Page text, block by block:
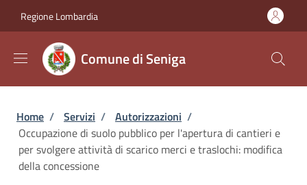
Regione Lombardia
Comune di Seniga
Briciole di pane
Home / Servizi / Autorizzazioni /
Occupazione di suolo pubblico per l'apertura di cantieri e
per svolgere attività di scarico merci e traslochi: modifica
della concessione